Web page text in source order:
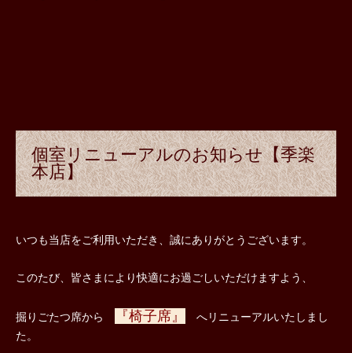
個室リニューアルのお知らせ【季楽
本店】
いつも当店をご利用いただき、誠にありがとうございます。
このたび、皆さまにより快適にお過ごしいただけますよう、
掘りごたつ席から 『椅子席』
へリニューアルいたしまし
た。